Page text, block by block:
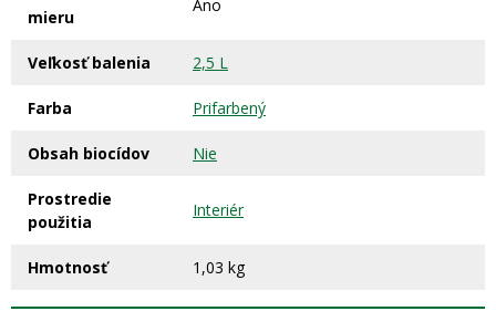
mieru
Áno
Veľkosť balenia 2,5 L
Farba Prifarbený
Obsah biocídov Nie
Prostredie
použitia
Interiér
Hmotnosť 1,03 kg